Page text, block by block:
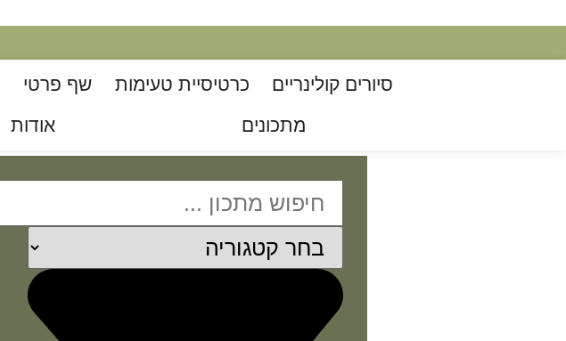
סיורים קולינריים​ כרטיסיית טעימות שף פרטי
מתכונים
אודות